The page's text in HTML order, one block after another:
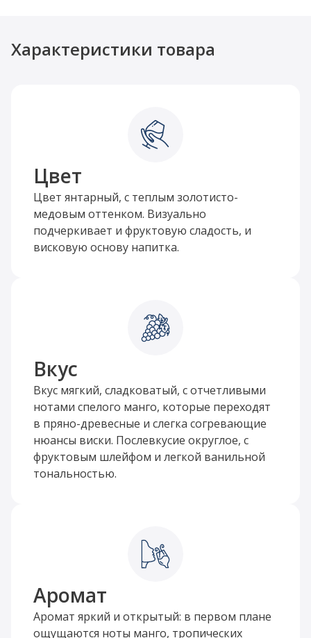
Характеристики товара
Цвет
Цвет янтарный, с теплым золотисто-
медовым оттенком. Визуально
подчеркивает и фруктовую сладость, и
висковую основу напитка.
Вкус
Вкус мягкий, сладковатый, с отчетливыми
нотами спелого манго, которые переходят
в пряно-древесные и слегка согревающие
нюансы виски. Послевкусие округлое, с
фруктовым шлейфом и легкой ванильной
тональностью.
Аромат
Аромат яркий и открытый: в первом плане
ощущаются ноты манго, тропических